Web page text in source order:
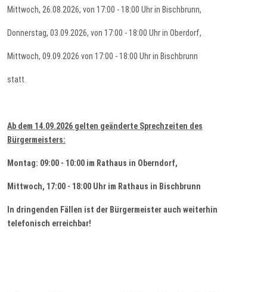
Mittwoch, 26.08.2026, von 17:00 - 18:00 Uhr in Bischbrunn,
Donnerstag, 03.09.2026, von 17:00 - 18:00 Uhr in Oberdorf,
Mittwoch, 09.09.2026 von 17:00 - 18:00 Uhr in Bischbrunn
statt.
Ab dem 14.09.2026 gelten geänderte Sprechzeiten des
Bürgermeisters:
Montag: 09:00 - 10:00 im Rathaus in Oberndorf,
Mittwoch, 17:00 - 18:00 Uhr im Rathaus in Bischbrunn
In dringenden Fällen ist der Bürgermeister auch weiterhin
telefonisch erreichbar!